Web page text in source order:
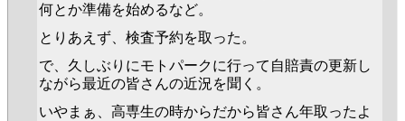
何とか準備を始めるなど。
とりあえず、検査予約を取った。
で、久しぶりにモトパークに行って自賠責の更新し
ながら最近の皆さんの近況を聞く。
いやまぁ、高専生の時からだから皆さん年取ったよ